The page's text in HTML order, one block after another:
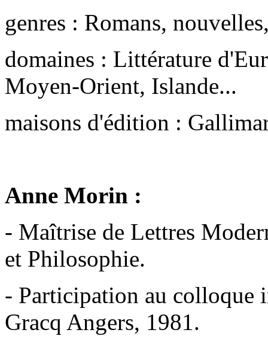
genres : Romans,
domaines : Littérature
Moyen-Orient, Islande...
maisons d'édition :
Anne Morin :
- Maîtrise de Lettres
et Philosophie.
- Participation au colloque
Gracq Angers, 1981.